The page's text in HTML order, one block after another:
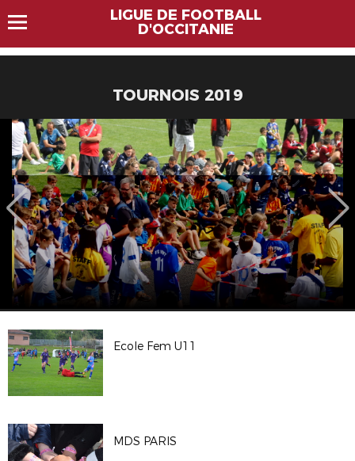
LIGUE DE FOOTBALL
D'OCCITANIE
TOURNOIS 2019
Ecole Fem U11
MDS PARIS